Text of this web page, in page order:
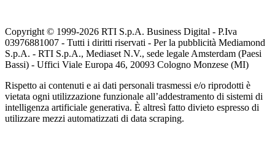
Copyright © 1999-2026 RTI S.p.A. Business Digital - P.Iva
03976881007 - Tutti i diritti riservati - Per la pubblicità Mediamond
S.p.A. - RTI S.p.A., Mediaset N.V., sede legale Amsterdam (Paesi
Bassi) - Uffici Viale Europa 46, 20093 Cologno Monzese (MI)
Rispetto ai contenuti e ai dati personali trasmessi e/o riprodotti è
vietata ogni utilizzazione funzionale all’addestramento di sistemi di
intelligenza artificiale generativa. È altresì fatto divieto espresso di
utilizzare mezzi automatizzati di data scraping.